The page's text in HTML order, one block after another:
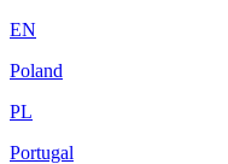
EN
Poland
PL
Portugal